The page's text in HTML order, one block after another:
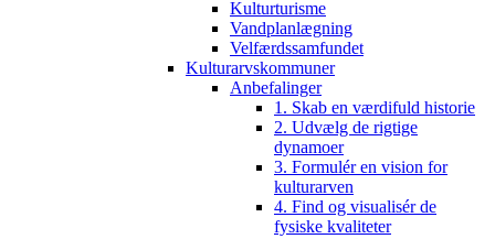
Kulturturisme
Vandplanlægning
Velfærdssamfundet
Kulturarvskommuner
Anbefalinger
1. Skab en værdifuld historie
2. Udvælg de rigtige
dynamoer
3. Formulér en vision for
kulturarven
4. Find og visualisér de
fysiske kvaliteter